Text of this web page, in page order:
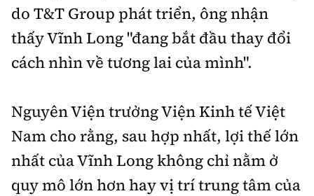
do T&T Group phát triển, ông nhận
thấy Vĩnh Long"đang bắt đầu thay đổi
cách nhìn về tương lai của mình".
Nguyên Viện trưởng Viện Kinh tế Việt
Nam cho rằng, sau hợp nhất, lợi thế lớn
nhất của Vĩnh Long không chỉ nằm ở
quy mô lớn hơn hay vị trí trung tâm của